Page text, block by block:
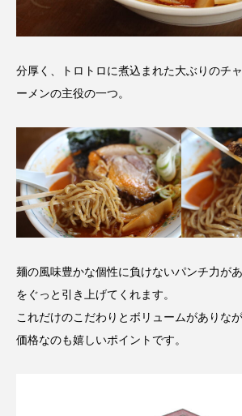
分厚く、トロトロに煮込まれた大ぶりのチ
ーメンの主役の一つ。
麺の風味豊かな個性に負けないパンチ力が
をぐっと引き上げてくれます。
これだけのこだわりとボリュームがありな
価格なのも嬉しいポイントです。